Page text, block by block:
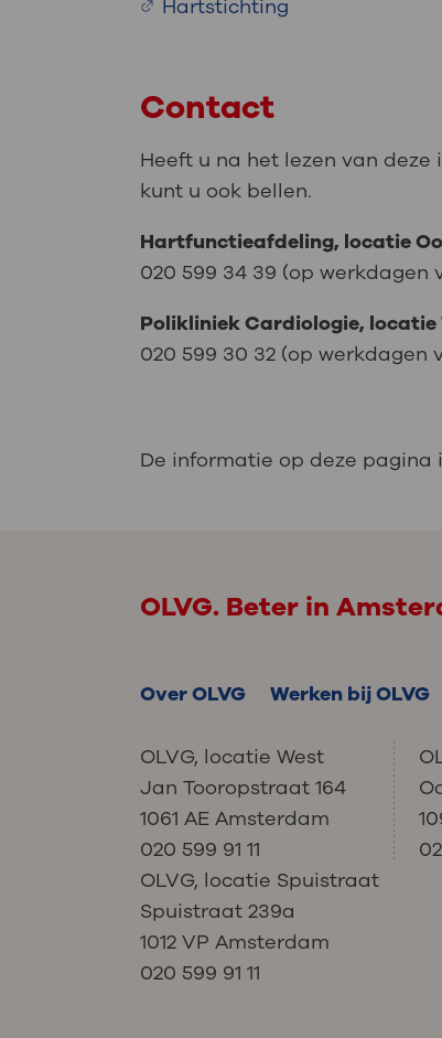
Hartstichting
Contact
Heeft u na het lezen van
kunt u ook bellen.
Hartfunctieafdeling, locatie
020 599 34 39 (op werkdagen
Polikliniek Cardiologie, locatie
020 599 30 32 (op werkdagen
De informatie op deze
OLVG. Beter in
Over OLVG Werken bij OLVG
OLVG, locatie West
Jan Tooropstraat 164
1061 AE Amsterdam
020 599 91 11
OLVG, locatie Spuistraat
Spuistraat 239a
1012 VP Amsterdam
020 599 91 11